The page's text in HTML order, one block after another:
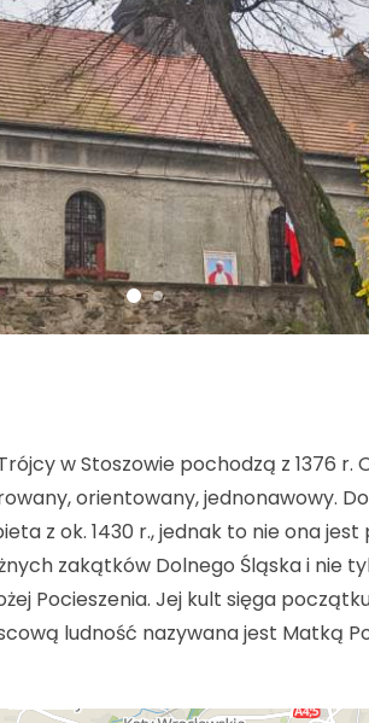
w Stoszowie pochodzą z 1376
orientowany, jednonawowy.
z ok. 1430 r., jednak to nie ona
zakątków Dolnego Śląska i nie
Pocieszenia. Jej kult sięga
ludność nazywana jest Matką